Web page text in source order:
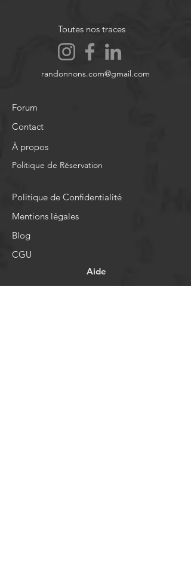
Toutes nos traces
randonnons.com@gmail.com
Forum
Contact
À propos
Politique de Réservation
Politique de Confidentialité
Mentions légales
Blog
CGU
Aide